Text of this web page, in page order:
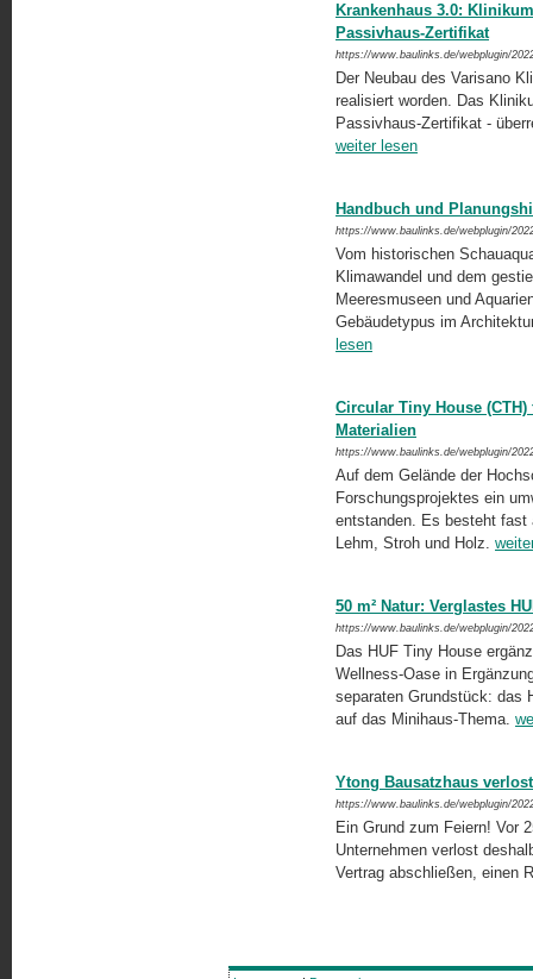
Krankenhaus 3.0:
Passivhaus-Zertifikat
https://www.baulinks.de/webplugin/
Der Neubau des Varisano
realisiert worden. Das
Passivhaus-Zertifikat -
weiter lesen
Handbuch und
https://www.baulinks.de/webplugin/
Vom historischen
Klimawandel und dem
Meeresmuseen und
Gebäudetypus im
lesen
Circular Tiny House
Materialien
https://www.baulinks.de/webplugin/
Auf dem Gelände der
Forschungsprojektes ein
entstanden. Es besteht fast
Lehm, Stroh und Holz.
50 m² Natur: Verglastes
https://www.baulinks.de/webplugin/
Das HUF Tiny House
Wellness-Oase in
separaten Grundstück: das
auf das Minihaus-Thema.
Ytong Bausatzhaus
https://www.baulinks.de/webplugin/
Ein Grund zum Feiern! Vor
Unternehmen verlost
Vertrag abschließen, einen